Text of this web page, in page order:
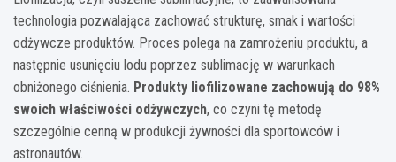
technologia pozwalająca zachować strukturę, smak i wartości
odżywcze produktów. Proces polega na zamrożeniu produktu, a
następnie usunięciu lodu poprzez sublimację w warunkach
obniżonego ciśnienia. Produkty liofilizowane zachowują do 98%
swoich właściwości odżywczych, co czyni tę metodę
szczególnie cenną w produkcji żywności dla sportowców i
astronautów.